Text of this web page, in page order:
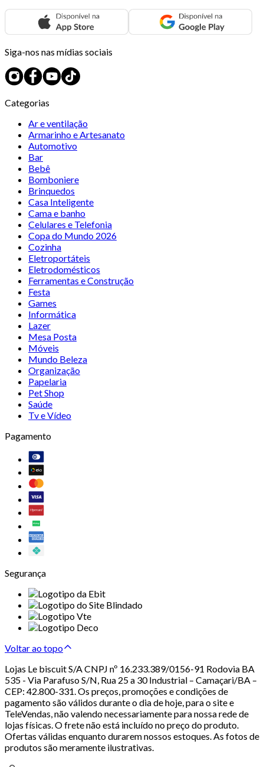
Siga-nos nas mídias sociais
Categorias
Ar e ventilação
Armarinho e Artesanato
Automotivo
Bar
Bebê
Bomboniere
Brinquedos
Casa Inteligente
Cama e banho
Celulares e Telefonia
Copa do Mundo 2026
Cozinha
Eletroportáteis
Eletrodomésticos
Ferramentas e Construção
Festa
Games
Informática
Lazer
Mesa Posta
Móveis
Mundo Beleza
Organização
Papelaria
Pet Shop
Saúde
Tv e Vídeo
Pagamento
Segurança
Voltar ao topo
Lojas Le biscuit S/A CNPJ nº 16.233.389/0156-91 Rodovia BA
535 - Via Parafuso S/N, Rua 25 a 30 Industrial – Camaçari/BA –
CEP: 42.800-331. Os preços, promoções e condições de
pagamento são válidos durante o dia de hoje, para o site e
TeleVendas, não valendo necessariamente para nossa rede de
lojas físicas. O frete não está incluído no preço do produto.
Ofertas válidas enquanto durarem nossos estoques. As fotos de
produtos são meramente ilustrativas.